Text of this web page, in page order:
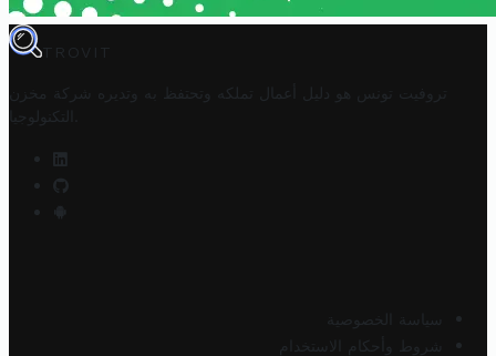
TROVIT
تروفيت تونس هو دليل أعمال تملكه وتحتفظ به وتديره
شركة مخزن
التكنولوجيا
سياسة الخصوصية
شروط وأحكام الاستخدام